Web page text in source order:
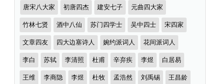
诗
词
分
类
唐宋八大家 初唐四杰 建安七子 元曲四大家
竹林七贤 酒中八仙 苏门四学士 吴中四士 宋四家
文章四友 四大边塞诗人 婉约派词人 花间派词人
李白 苏轼 李清照 杜甫 辛弃疾 李煜 白居易
王维 李商隐 李煜 杜牧 孟浩然 刘禹锡 王昌龄